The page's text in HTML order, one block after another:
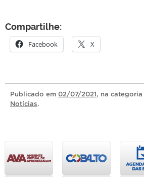
Compartilhe:
Facebook X
Publicado em 02/07/2021, na categoria
Notícias.